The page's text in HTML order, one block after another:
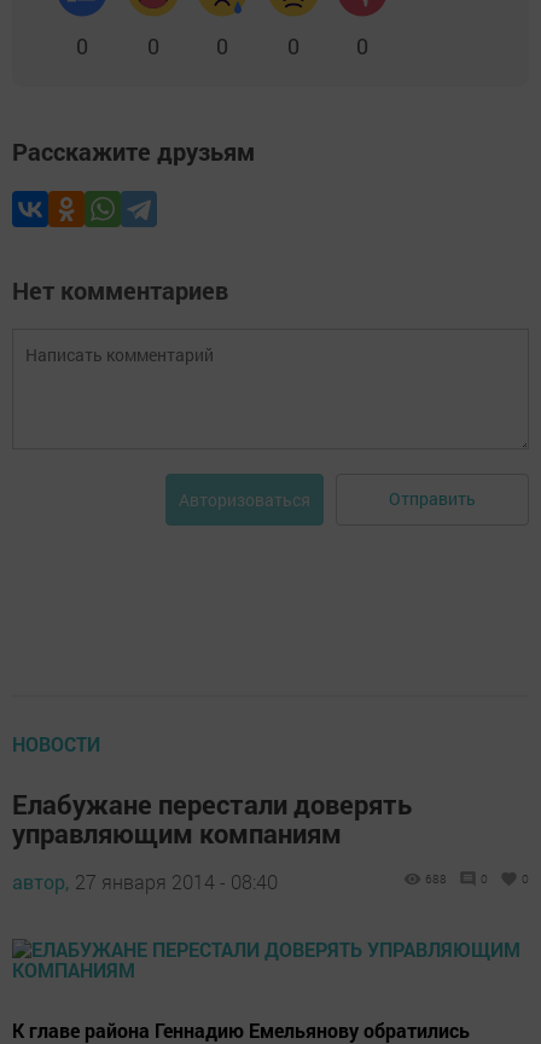
0 0 0 0 0
Расскажите друзьям
Нет комментариев
Авторизоваться Отправить
НОВОСТИ
Елабужане перестали доверять
управляющим компаниям
автор, 27 января 2014 - 08:40 688 0 0
К главе района Геннадию Емельянову обратились